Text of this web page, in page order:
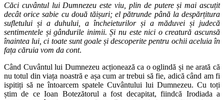
Căci cuvântul lui Dumnezeu este viu, plin de putere și mai ascuțit
decât orice sabie cu două tăișuri; el pătrunde până la despărțitura
sufletului și a duhului, a încheieturilor și a măduvei și judecă
sentimentele și gândurile inimii. Și nu este nici o creatură ascunsă
înaintea lui, ci toate sunt goale și descoperite pentru ochii aceluia în
fața căruia vom da cont.
Când Cuvântul lui Dumnezeu acționează ca o oglindă și ne arată că
nu totul din viața noastră e așa cum ar trebui să fie, adică când am fi
ispitiți să ne întoarcem spatele Cuvântului lui Dumnezeu. Cu toți
știm de ce Ioan Botezătorul a fost decapitat, fiindcă Irodiada a